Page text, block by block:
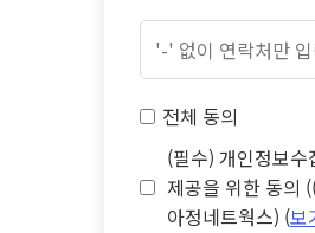
전체 동의
(필수) 개인정보수
제공을 위한 동의
아정네트웍스) (보